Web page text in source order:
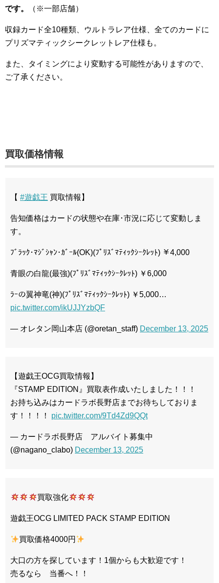
です。
（※一部店舗）
収録カード全10種類、ウルトラレア仕様、全てのカードに
プリズマティックシークレットレア仕様も。
また、タイミングにより変動する可能性がありますので、
ご了承ください。
買取価格情報
【 #遊戯王 買取情報】
告知価格はカードの状態や在庫･市況に応じて変動しま
す。
ﾌﾞﾗｯｸ･ﾏｼﾞｼｬﾝ･ｶﾞｰﾙ(OK)(ﾌﾟﾘｽﾞﾏﾃｨｯｸｼｰｸﾚｯﾄ) ￥4,000
青眼の白龍(最強)(ﾌﾟﾘｽﾞﾏﾃｨｯｸｼｰｸﾚｯﾄ) ￥6,000
ﾗｰの翼神竜(神)(ﾌﾟﾘｽﾞﾏﾃｨｯｸｼｰｸﾚｯﾄ) ￥5,000…
pic.twitter.com/ikUJJYzbQF
— オレタン岡山本店 (@oretan_staff) December 13, 2025
【遊戯王OCG買取情報】
『STAMP EDITION』買取表作成いたしました！！！
お持ち込みはカードラボ長野店までお待ちしておりま
す！！！！ pic.twitter.com/9Td4Zd9QQt
— カードラボ長野店 アルバイト募集中
(@nagano_clabo) December 13, 2025
買取強化
遊戯王OCG LIMITED PACK STAMP EDITION
買取価格4000円
大口の方を探しています！1個からも大歓迎です！
売るなら 当番へ！！